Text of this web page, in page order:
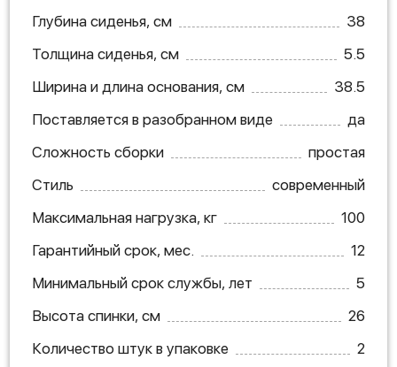
Глубина сиденья, см
38
Толщина сиденья, см
5.5
Ширина и длина основания, см
38.5
Поставляется в разобранном виде
да
Сложность сборки
простая
Стиль
современный
Максимальная нагрузка, кг
100
Гарантийный срок, мес.
12
Минимальный срок службы, лет
5
Высота спинки, см
26
Количество штук в упаковке
2